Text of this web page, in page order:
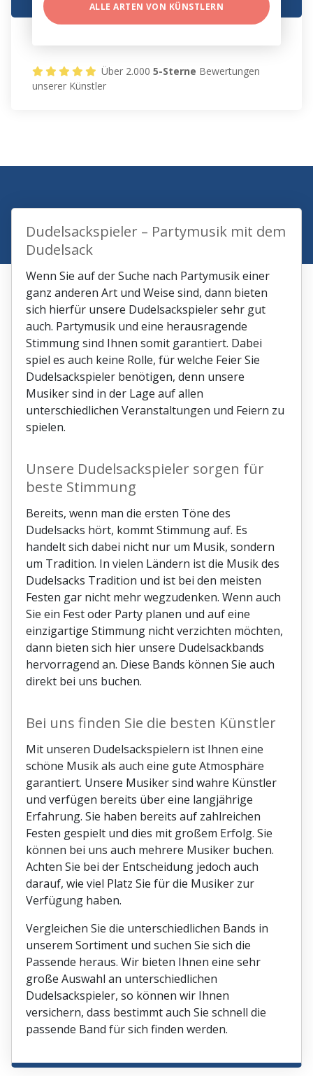
ALLE ARTEN VON KÜNSTLERN
Über 2.0005-Sterne Bewertungen
unserer Künstler
Dudelsackspieler – Partymusik mit dem
Dudelsack
Wenn Sie auf der Suche nach Partymusik einer
ganz anderen Art und Weise sind, dann bieten
sich hierfür unsere Dudelsackspieler sehr gut
auch. Partymusik und eine herausragende
Stimmung sind Ihnen somit garantiert. Dabei
spiel es auch keine Rolle, für welche Feier Sie
Dudelsackspieler benötigen, denn unsere
Musiker sind in der Lage auf allen
unterschiedlichen Veranstaltungen und Feiern zu
spielen.
Unsere Dudelsackspieler sorgen für
beste Stimmung
Bereits, wenn man die ersten Töne des
Dudelsacks hört, kommt Stimmung auf. Es
handelt sich dabei nicht nur um Musik, sondern
um Tradition. In vielen Ländern ist die Musik des
Dudelsacks Tradition und ist bei den meisten
Festen gar nicht mehr wegzudenken. Wenn auch
Sie ein Fest oder Party planen und auf eine
einzigartige Stimmung nicht verzichten möchten,
dann bieten sich hier unsere Dudelsackbands
hervorragend an. Diese Bands können Sie auch
direkt bei uns buchen.
Bei uns finden Sie die besten Künstler
Mit unseren Dudelsackspielern ist Ihnen eine
schöne Musik als auch eine gute Atmosphäre
garantiert. Unsere Musiker sind wahre Künstler
und verfügen bereits über eine langjährige
Erfahrung. Sie haben bereits auf zahlreichen
Festen gespielt und dies mit großem Erfolg. Sie
können bei uns auch mehrere Musiker buchen.
Achten Sie bei der Entscheidung jedoch auch
darauf, wie viel Platz Sie für die Musiker zur
Verfügung haben.
Vergleichen Sie die unterschiedlichen Bands in
unserem Sortiment und suchen Sie sich die
Passende heraus. Wir bieten Ihnen eine sehr
große Auswahl an unterschiedlichen
Dudelsackspieler, so können wir Ihnen
versichern, dass bestimmt auch Sie schnell die
passende Band für sich finden werden.